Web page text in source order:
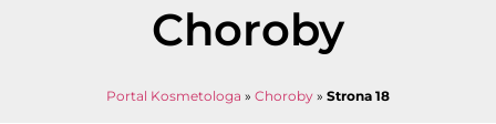
Choroby
Portal Kosmetologa » Choroby » Strona 18